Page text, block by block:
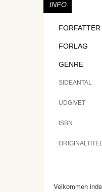
INFO
FORFATTER
FORLAG
GENRE
SIDEANTAL
UDGIVET
ISBN
Velkommen